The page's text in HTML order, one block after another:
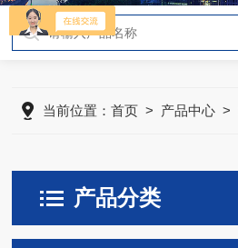
当前位置：首页 > 产品中心 >
产品分类